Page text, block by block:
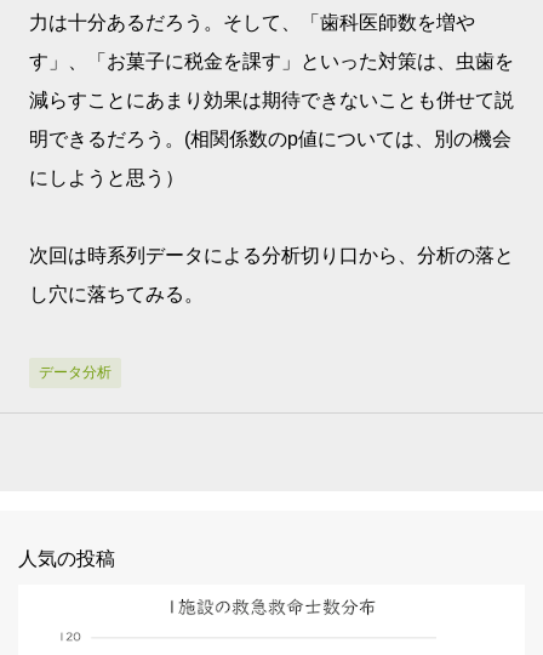
力は十分あるだろう。そして、「歯科医師数を増や
す」、「お菓子に税金を課す」といった対策は、虫歯を
減らすことにあまり効果は期待できないことも併せて説
明できるだろう。(相関係数のp値については、別の機会
にしようと思う）
次回は時系列データによる分析切り口から、分析の落と
し穴に落ちてみる。
データ分析
人気の投稿